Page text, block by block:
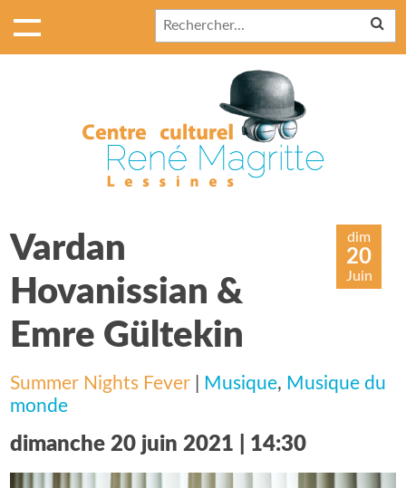
Vardan
Hovanissian &
Emre Gültekin
dim
20
Juin
Summer Nights Fever Musique, Musique du
monde
dimanche 20 juin 2021 | 14:30